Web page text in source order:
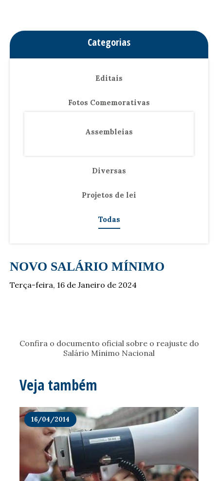
NOVO SALÁRIO MÍNIMO
Terça-feira, 16 de Janeiro de 2024
Confira o documento oficial sobre o reajuste do
Salário Mínimo Nacional
Veja também
16/04/2014
Categorias
Editais
Fotos Comemorativas
Assembleias
Diversas
Projetos de lei
Todas